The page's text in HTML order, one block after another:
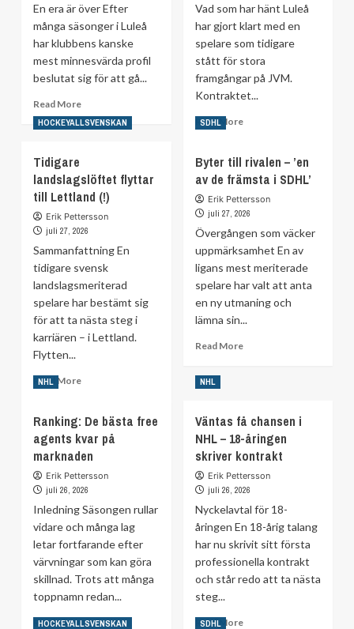
efter
succén
i
Kalmar
En era är över Efter
många säsonger i Luleå
har klubbens kanske
mest minnesvärda profil
beslutat sig för att gå...
Read MoreRead
more
about
lämnar
Luleå
Vad som har hänt Luleå
har gjort klart med en
spelare som tidigare
stått för stora
framgångar på JVM.
Kontraktet...
Read MoreRead
JVM-
guldvinnaren
på
Luleå
HOCKEYALLSVENSKAN
Tidigare
landslagslöftet flyttar
till Lettland (!)
Erik Pettersson
juli 27, 2026
Sammanfattning En
tidigare svensk
landslagsmeriterad
spelare har bestämt sig
för att ta nästa steg i
karriären – i Lettland.
Flytten...
Read MoreRead
Tidigare
landslagslöftet
flyttar
SDHL
Byter till rivalen – ’en
av de främsta i SDHL’
Erik Pettersson
juli 27, 2026
Övergången som väcker
uppmärksamhet En av
ligans mest meriterade
spelare har valt att anta
en ny utmaning och
lämna sin...
Read MoreRead
rivalen
–
av
de
främsta
i
SDHL’
NHL
Ranking: De bästa free
agents kvar på
marknaden
Erik Pettersson
juli 26, 2026
Inledning Säsongen rullar
vidare och många lag
letar fortfarande efter
värvningar som kan göra
skillnad. Trots att många
toppnamn redan...
Read MoreRead
NHL
Väntas få chansen i
NHL – 18-åringen
skriver kontrakt
Erik Pettersson
juli 26, 2026
Nyckelavtal för 18-
åringen En 18-årig talang
har nu skrivit sitt första
professionella kontrakt
och står redo att ta nästa
steg...
Read MoreRead
HOCKEYALLSVENSKAN SDHL